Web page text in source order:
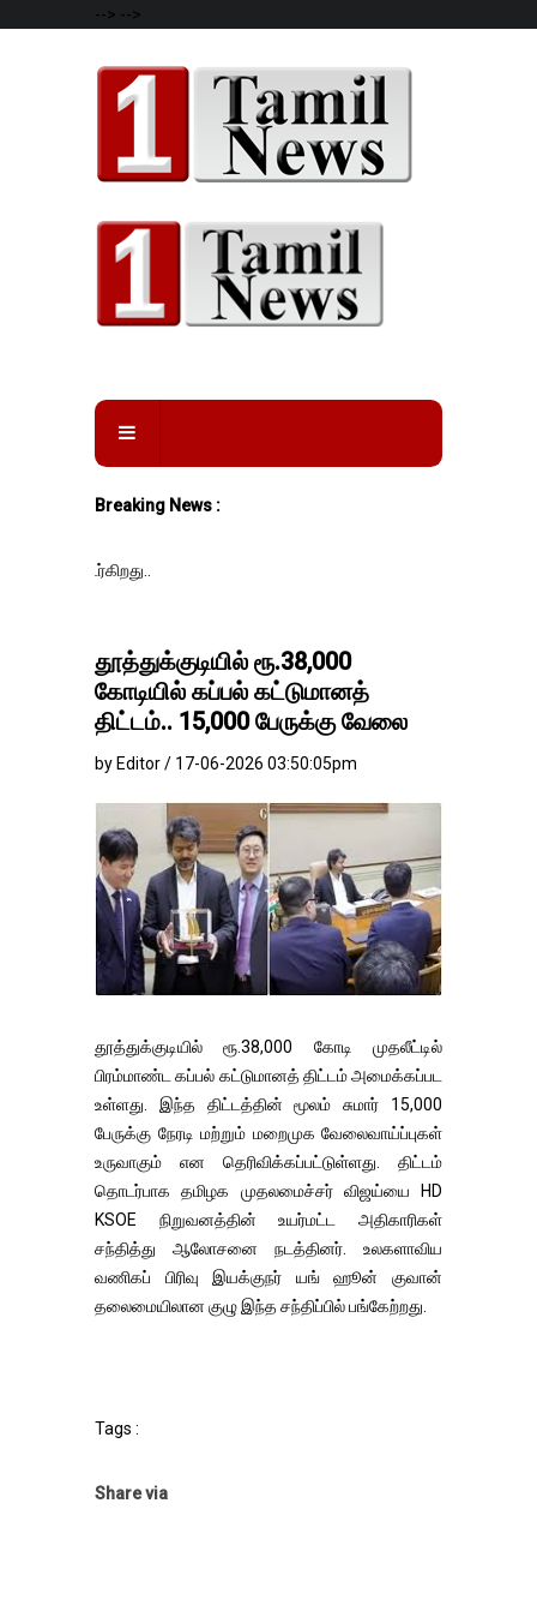
--> -->
Breaking News :
தூத்துக்குடியில் ரூ.38,000
கோடியில் கப்பல் கட்டுமானத்
திட்டம்.. 15,000 பேருக்கு வேலை
by Editor / 17-06-2026 03:50:05pm
தூத்துக்குடியில் ரூ.38,000 கோடி முதலீட்டில்
பிரம்மாண்ட கப்பல் கட்டுமானத் திட்டம் அமைக்கப்பட
உள்ளது. இந்த திட்டத்தின் மூலம் சுமார் 15,000
பேருக்கு நேரடி மற்றும் மறைமுக வேலைவாய்ப்புகள்
உருவாகும் என தெரிவிக்கப்பட்டுள்ளது. திட்டம்
தொடர்பாக தமிழக முதலமைச்சர் விஜய்யை HD
KSOE நிறுவனத்தின் உயர்மட்ட அதிகாரிகள்
சந்தித்து ஆலோசனை நடத்தினர். உலகளாவிய
வணிகப் பிரிவு இயக்குநர் யங் ஹூன் குவான்
தலைமையிலான குழு இந்த சந்திப்பில் பங்கேற்றது.
Tags :
Share via